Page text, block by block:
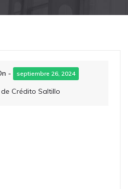
- septiembre 26, 2024
Crédito Saltillo